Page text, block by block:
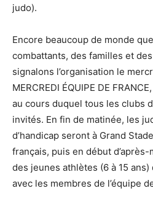
judo).
Encore beaucoup de monde
combattants, des familles et
signalons l’organisation le
MERCREDI ÉQUIPE DE
au cours duquel tous les clubs
invités. En fin de matinée, les
d’handicap seront à Grand
français, puis en début d’après-
des jeunes athlètes (6 à 15
avec les membres de l’équipe